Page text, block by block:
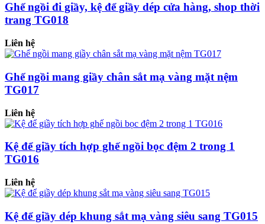
Ghế ngồi đi giầy, kệ để giầy dép cửa hàng, shop thời
trang TG018
Liên hệ
Ghế ngồi mang giầy chân sắt mạ vàng mặt nệm
TG017
Liên hệ
Kệ để giầy tích hợp ghế ngồi bọc đệm 2 trong 1
TG016
Liên hệ
Kệ để giầy dép khung sắt mạ vàng siêu sang TG015